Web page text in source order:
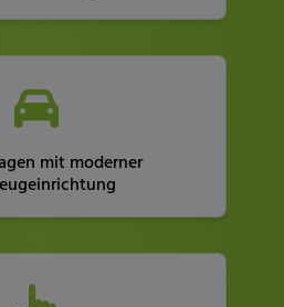
mit moderner